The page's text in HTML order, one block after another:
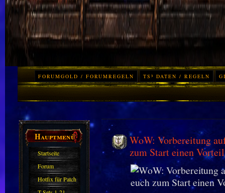
FORUMGOLD / FORUMREGELN TS³ DATEN / REGELN
Hauptmenü
Startseite
Forum
Hotfix für Patch
WoW: Vorbereitung
zum Start einen Vorteil